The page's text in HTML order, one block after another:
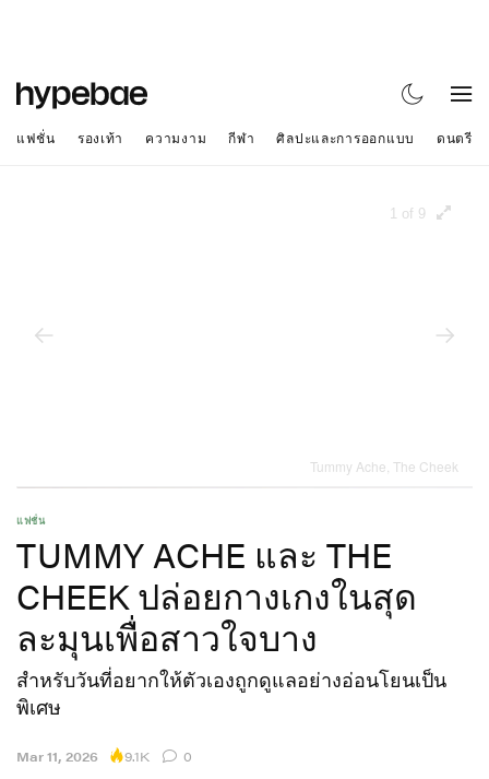
แฟชั่น รองเท้า ความงาม กีฬา ศิลปะและการออกแบบ ดนตรี
1 of 9
Tummy Ache, The Cheek
แฟชั่น
TUMMY ACHE และ THE
CHEEK ปล่อยกางเกงในสุด
ละมุนเพื่อสาวใจบาง
สำหรับวันที่อยากให้ตัวเองถูกดูแลอย่างอ่อนโยนเป็น
พิเศษ
Mar 11, 2026 9.1K 0